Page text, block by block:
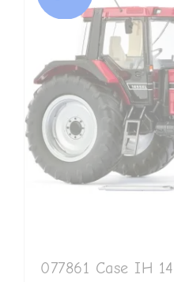
077861 Case IH